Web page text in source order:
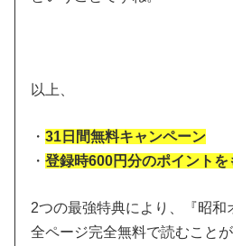
以上、
・31日間無料キャンペーン
・登録時600円分のポイント
2つの最強特典により、『昭和
全ページ完全無料で読むこと